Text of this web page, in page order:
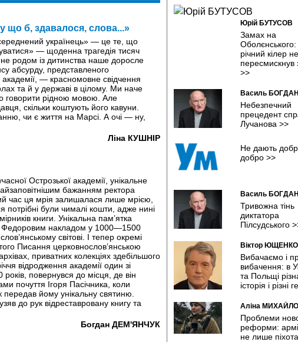
що б, здавалося, слова...»
українець» — це те, що
— щоденна трагедія тисяч
родом із дитинства наше доросле
абсурду, представленого
— красномовне свідчення
та й у державі в цілому. Ми наче
говорити рідною мовою. Але
скільки коштують його кавуни.
чи є життя на Марсі. А очі — ну,
Ліна КУШНІР
Острозької академії, унікальне
бажанням ректора
час ця мрія залишалася лише мрією,
потрібні були чималі кошти, адже нині
книги. Унікальна пам’ятка
Федоровим накладом у 1000—1500
світові. І тепер окремі
Писання церковнослов’янською
приватних колекціях здебільшого
відродження академії один зі
повернувся до місця, де він
почуття Ігоря Пасічника, коли
передав йому унікальну святиню.
до рук відреставровану книгу та
Богдан ДЕМ'ЯНЧУК
Легкозаймисті проблеми. Чому
стрімко дорожчає та чи загрожує
Полонений, а не дезертир.
з Полтавщини знадобився ще
відновити справедливість
У Хмельницькому планують
систему відеоспостереження та
відеоаналітики з ШІ
08:04 05.08.2026
У Чернівцях представили
дослідження якості води у
прифронтових громадах
Шокуюча статистика: мільйони
українців покинули країну й
десятків країн потрапили в
Україні - омбудсмен
Китайський Маск. Копія
американського мільярдера
барбекю у невеликому
20:26 04.08.2026
У липні Сили оборони уразили
рекордну кількість російських
танкерів та трубопровідної
інфраструктури
Юрій БУТУСОВ
Замах на
річний кілер не
пересмискнув
>>
Василь БОГДАН
Небезпечний
прецедент
Лучанова >>
Не дають
добро>>
Василь БОГДАН
Тривожна тінь
диктатора
Пілсудського
Віктор ЮЩЕНКО
Вибачаємо і
вибачення: в
та Польщі
історія і різні
Аліна
Проблеми
реформи:
не лише піхота